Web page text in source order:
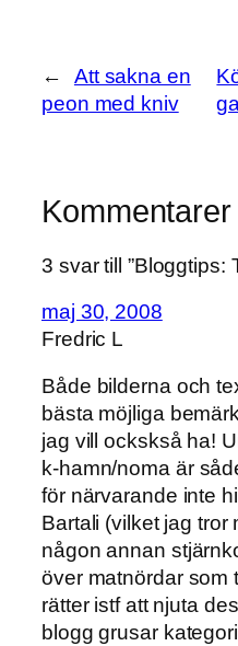
←
Att sakna en
peon med kniv
Kommentarer
3 svar till ”Bloggtips:
maj 30, 2008
Fredric L
Både bilderna och
bästa möjliga
jag vill ockskså ha!
k-hamn/noma är
för närvarande inte
Bartali (vilket jag tror
någon annan
över matnördar som
rätter istf att njuta
blogg grusar